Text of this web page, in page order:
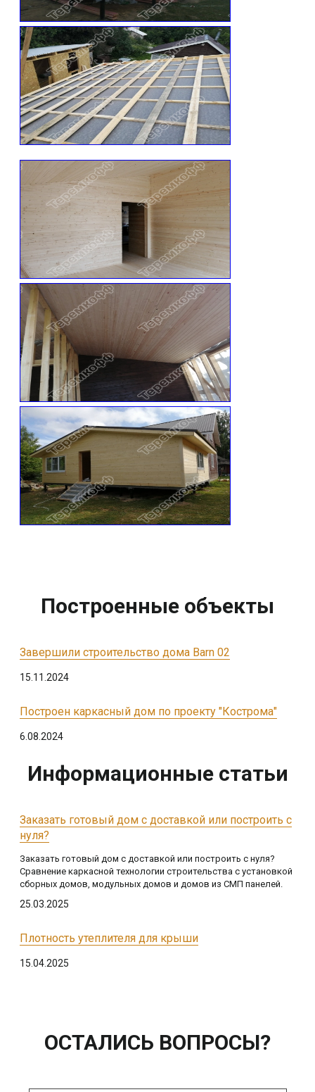
Построенные объекты
Завершили строительство дома Barn 02
15.11.2024
Построен каркасный дом по проекту "Кострома"
6.08.2024
Информационные статьи
Заказать готовый дом с доставкой или построить с
нуля?
Заказать готовый дом с доставкой или построить с нуля?
Сравнение каркасной технологии строительства с установкой
сборных домов, модульных домов и домов из СМП панелей.
25.03.2025
Плотность утеплителя для крыши
15.04.2025
ОСТАЛИСЬ ВОПРОСЫ?